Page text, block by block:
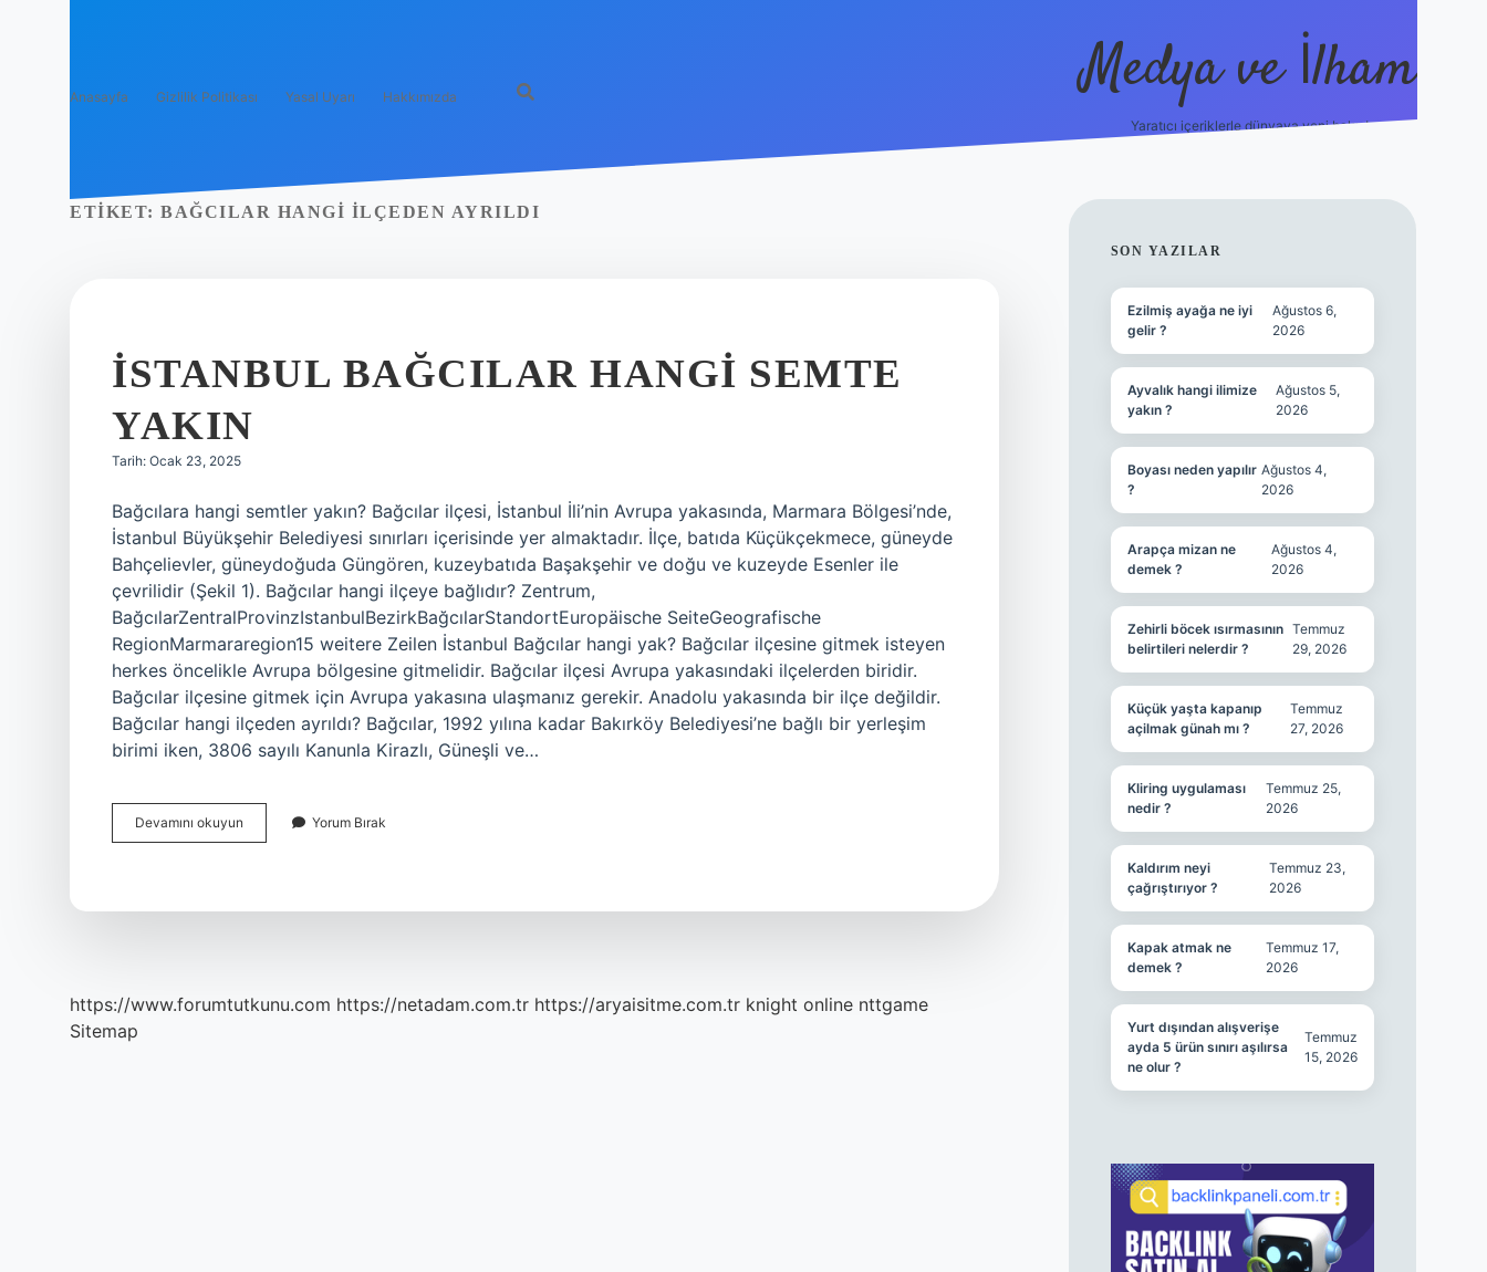
Anasayfa Gizlilik Politikası Yasal Uyarı Hakkımızda Medya ve İlham
Yaratıcı içeriklerle dünyaya yeni bakış!
ETIKET: BAĞCILAR HANGI ILÇEDEN AYRILDI
İSTANBUL BAĞCILAR HANGI SEMTE
YAKIN
Tarih: Ocak 23, 2025
Bağcılara hangi semtler yakın? Bağcılar ilçesi, İstanbul İli’nin Avrupa yakasında, Marmara Bölgesi’nde,
İstanbul Büyükşehir Belediyesi sınırları içerisinde yer almaktadır. İlçe, batıda Küçükçekmece, güneyde
Bahçelievler, güneydoğuda Güngören, kuzeybatıda Başakşehir ve doğu ve kuzeyde Esenler ile
çevrilidir (Şekil 1). Bağcılar hangi ilçeye bağlıdır? Zentrum,
BağcılarZentralProvinzIstanbulBezirkBağcılarStandortEuropäische SeiteGeografische
RegionMarmararegion15 weitere Zeilen İstanbul Bağcılar hangi yak? Bağcılar ilçesine gitmek isteyen
herkes öncelikle Avrupa bölgesine gitmelidir. Bağcılar ilçesi Avrupa yakasındaki ilçelerden biridir.
Bağcılar ilçesine gitmek için Avrupa yakasına ulaşmanız gerekir. Anadolu yakasında bir ilçe değildir.
Bağcılar hangi ilçeden ayrıldı? Bağcılar, 1992 yılına kadar Bakırköy Belediyesi’ne bağlı bir yerleşim
birimi iken, 3806 sayılı Kanunla Kirazlı, Güneşli ve…
Devamını okuyun İStanbul
Bağcılar
Yorum Bırak
https://www.forumtutkunu.com https://netadam.com.tr https://aryaisitme.com.tr knight online nttgame
Sitemap
SIDEBAR
SON YAZILAR
Ezilmiş ayağa ne iyi
gelir ?
Ağustos 6,
2026
Ayvalık hangi ilimize
yakın ?
Ağustos 5,
2026
Boyası neden yapılır
?
Ağustos 4,
2026
Arapça mizan ne
demek ?
Ağustos 4,
2026
Zehirli böcek ısırmasının
belirtileri nelerdir ?
Temmuz
29, 2026
Küçük yaşta kapanıp
açilmak günah mı ?
Temmuz
27, 2026
Kliring uygulaması
nedir ?
Temmuz 25,
2026
Kaldırım neyi
çağrıştırıyor ?
Temmuz 23,
2026
Kapak atmak ne
demek ?
Temmuz 17,
2026
Yurt dışından alışverişe
ayda 5 ürün sınırı aşılırsa
ne olur ?
Temmuz
15, 2026
https://ilbet.online/ grandoperabet giriş